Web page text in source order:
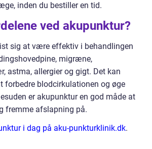
inden du bestiller en tid.
ved akupunktur?
sig at være effektiv i behandlingen
migræne,
astma, allergier og gigt. Det kan
forbedre blodcirkulationen og øge
er akupunktur en god måde at
fremme afslapning på.
i dag på aku-punkturklinik.dk.